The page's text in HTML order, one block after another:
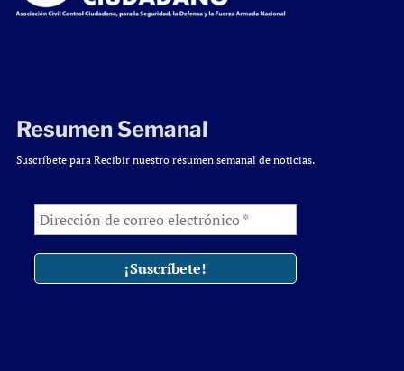
Resumen Semanal
Suscríbete para Recibir nuestro resumen semanal de noticias.